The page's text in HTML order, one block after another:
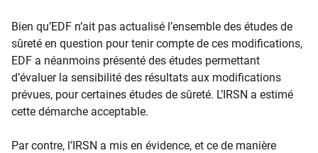
Bien qu’EDF n’ait pas actualisé l’ensemble des études de
sûreté en question pour tenir compte de ces modifications,
EDF a néanmoins présenté des études permettant
d’évaluer la sensibilité des résultats aux modifications
prévues, pour certaines études de sûreté. L’IRSN a estimé
cette démarche acceptable.
Par contre, l’IRSN a mis en évidence, et ce de manière